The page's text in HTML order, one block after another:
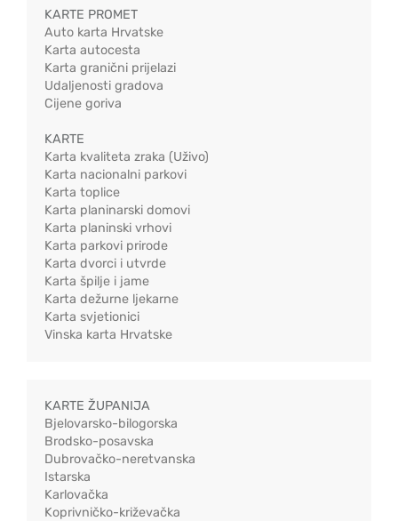
KARTE PROMET
Auto karta Hrvatske
Karta autocesta
Karta granični prijelazi
Udaljenosti gradova
Cijene goriva
KARTE
Karta kvaliteta zraka (Uživo)
Karta nacionalni parkovi
Karta toplice
Karta planinarski domovi
Karta planinski vrhovi
Karta parkovi prirode
Karta dvorci i utvrde
Karta špilje i jame
Karta dežurne ljekarne
Karta svjetionici
Vinska karta Hrvatske
KARTE ŽUPANIJA
Bjelovarsko-bilogorska
Brodsko-posavska
Dubrovačko-neretvanska
Istarska
Karlovačka
Koprivničko-križevačka